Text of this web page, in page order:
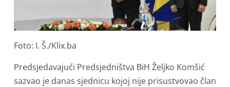
Foto: I. Š./Klix.ba
Predsjedavajući Predsjedništva BiH Željko Komšić
sazvao je danas sjednicu kojoj nije prisustvovao član